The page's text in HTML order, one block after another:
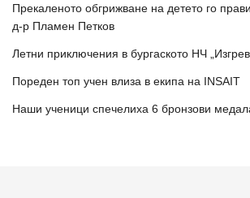
Прекаленото обгрижване на детето го
д-р Пламен Петков
Летни приключения в бургаското НЧ
Пореден топ учен влиза в екипа на INSAIT
Наши ученици спечелиха 6 бронзови